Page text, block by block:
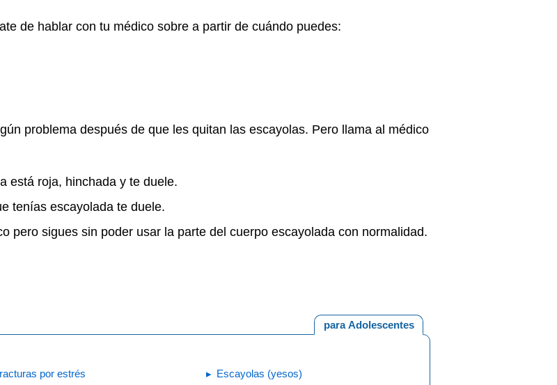
de hablar con tu médico sobre a partir de cuándo puedes:
problema después de que les quitan las escayolas. Pero llama al médico
está roja, hinchada y te duele.
tenías escayolada te duele.
pero sigues sin poder usar la parte del cuerpo escayolada con normalidad.
para Adolescentes
por estrés Escayolas (yesos)